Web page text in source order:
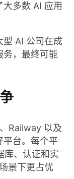
多数 AI 应用
型 AI 公司在成
务，最终可能
Railway 以及
平台。每个平
库、认证和实
景下更占优